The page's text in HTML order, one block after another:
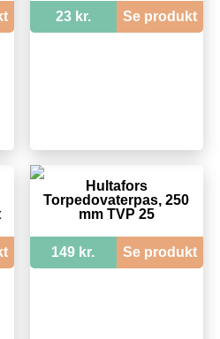
23 kr. Se produkt
Hultafors
Torpedovaterpas, 250
mm TVP 25
149 kr. Se produkt